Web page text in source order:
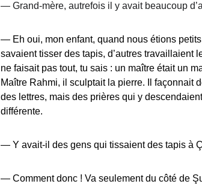
— Grand-mère, autrefois il y avait beaucoup
— Eh oui, mon enfant, quand nous étions
savaient tisser des tapis, d’autres travaillaient
ne faisait pas tout, tu sais : un maître était un
Maître Rahmi, il sculptait la pierre. Il façonnait
des lettres, mais des prières qui y
différente.
— Y avait-il des gens qui tissaient des tapis à
— Comment donc ! Va seulement du côté de